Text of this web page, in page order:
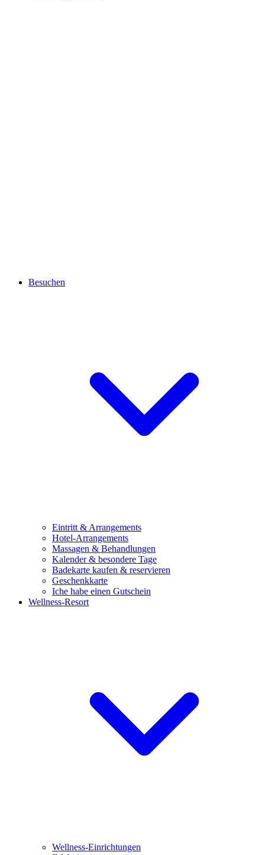
Besuchen
Eintritt & Arrangements
Hotel-Arrangements
Massagen & Behandlungen
Kalender & besondere Tage
Badekarte kaufen & reservieren
Geschenkkarte
Iche habe einen Gutschein
Wellness-Resort
Wellness-Einrichtungen